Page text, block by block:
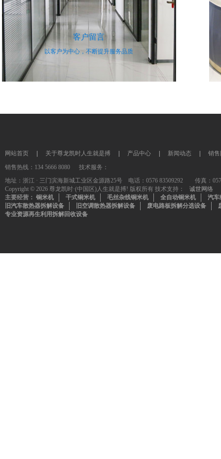
客户留言
以客户为中心，不断提升服务品质
网站首页 关于尊龙凯时人生就是搏 产品中心 新闻动态
销
销售热线：134 5666 8080 技术服务：
地址：浙江 · 三门滨海新城工业区金源路25号 电话：0576 83509292 传真：
Copyright © 2026 尊龙凯时·(中国区)人生就是搏! 版权所有 技术支持：
诚世网络
主要经营： 铜米机 干式铜米机 毛丝杂线铜米机 全自动铜米机
汽车
旧汽车散热器拆解设备
旧空调散热器拆解设备 废电路板拆解分选设备
专业资源再生利用拆解回收设备